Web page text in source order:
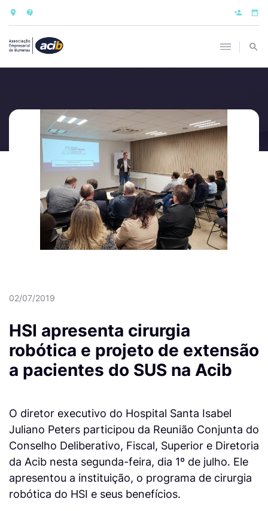
02/07/2019
HSI apresenta cirurgia
robótica e projeto de extensão
a pacientes do SUS na Acib
O diretor executivo do Hospital Santa Isabel
Juliano Peters participou da Reunião Conjunta do
Conselho Deliberativo, Fiscal, Superior e Diretoria
da Acib nesta segunda-feira, dia 1º de julho. Ele
apresentou a instituição, o programa de cirurgia
robótica do HSI e seus benefícios.